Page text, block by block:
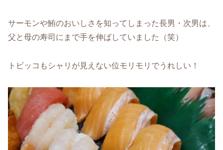
サーモンや鮪のおいしさを知ってしまった長男・次男は、
父と母の寿司にまで手を伸ばしていました（笑）
トビッコもシャリが見えない位モリモリでうれしい！